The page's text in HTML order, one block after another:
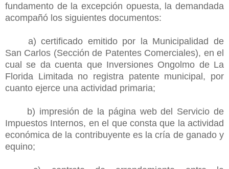
fundamento de la excepción opuesta, la demandada
acompañó los siguientes documentos:
a) certificado emitido por la Municipalidad de
San Carlos (Sección de Patentes Comerciales), en el
cual se da cuenta que Inversiones Ongolmo de La
Florida Limitada no registra patente municipal, por
cuanto ejerce una actividad primaria;
b) impresión de la página web del Servicio de
Impuestos Internos, en el que consta que la actividad
económica de la contribuyente es la cría de ganado y
equino;